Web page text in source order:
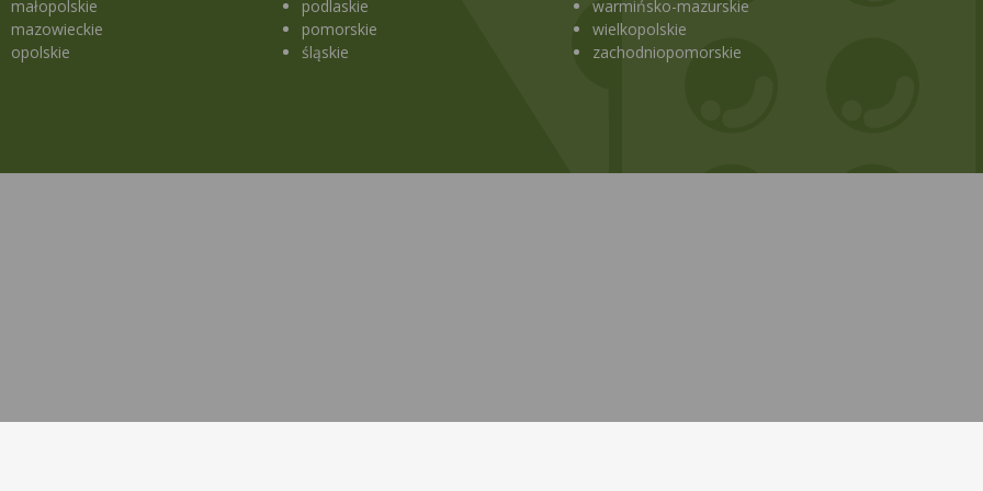
małopolskie
mazowieckie
opolskie
podlaskie
pomorskie
śląskie
warmińsko-mazurskie
wielkopolskie
zachodniopomorskie